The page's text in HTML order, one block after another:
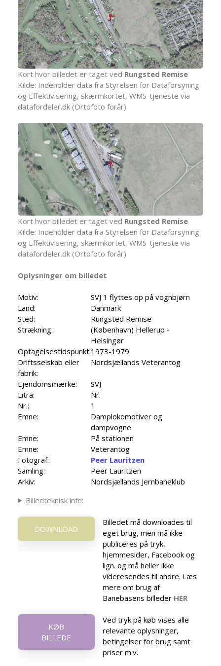
Kort hvor billedet er taget ved Rungsted Remise
Kilde: Indeholder data fra Styrelsen for Dataforsyning
og Effektivisering, skærmkortet, WMS-tjeneste via
datafordeler.dk (Ortofoto forår)
Kort hvor billedet er taget ved Rungsted Remise
Kilde: Indeholder data fra Styrelsen for Dataforsyning
og Effektivisering, skærmkortet, WMS-tjeneste via
datafordeler.dk (Ortofoto forår)
Oplysninger om billedet
Motiv:
SVJ 1 flyttes op på vognbjørn
Land:
Danmark
Sted:
Rungsted Remise
Strækning:
(København) Hellerup -
Helsingør
Optagelsestidspunkt:1973-1979
Driftsselskab eller
fabrik:
Nordsjællands Veterantog
Ejendomsmærke:
SVJ
Litra:
Nr.
Nr.:
1
Emne:
Damplokomotiver og
dampvogne
Emne:
På stationen
Emne:
Veterantog
Fotograf:
Peer Lauritzen
Samling:
Peer Lauritzen
Arkiv:
Nordsjællands Jernbaneklub
Billedteknisk info:
DOWNLOAD
Billedet må downloades til
eget brug, men må ikke
publiceres på tryk,
hjemmesider, Facebook og
lign. og må heller ikke
videresendes til andre. Læs
mere om brug af
Banebasens billeder HER
KØB
BILLEDE
Ved tryk på køb vises alle
relevante oplysninger,
betingelser for brug samt
priser m.v.